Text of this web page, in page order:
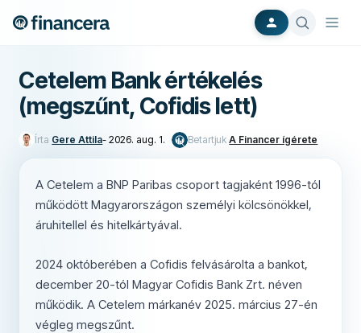
Cetelem Bank értékelés
(megszűnt, Cofidis lett)
Írta Gere Attila-2026. aug. 1. Betartjuk A Financer ígérete
A Cetelem a BNP Paribas csoport tagjaként 1996-tól
működött Magyarországon személyi kölcsönökkel,
áruhitellel és hitelkártyával.
2024 októberében a Cofidis felvásárolta a bankot,
december 20-tól Magyar Cofidis Bank Zrt. néven
működik. A Cetelem márkanév 2025. március 27-én
végleg megszűnt.